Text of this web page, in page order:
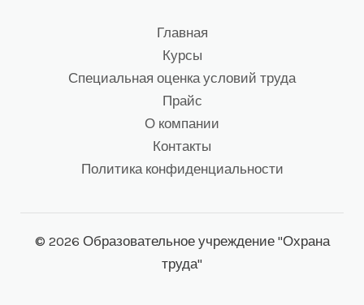
Главная
Курсы
Специальная оценка условий труда
Прайс
О компании
Контакты
Политика конфиденциальности
© 2026 Образовательное учреждение "Охрана
труда"